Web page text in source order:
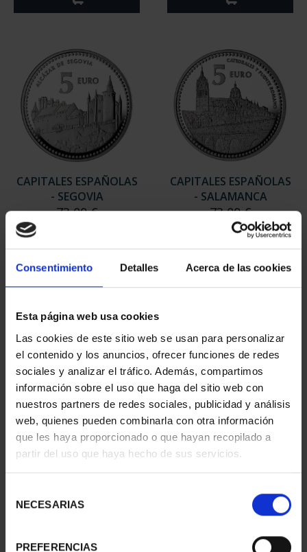
Consentimiento Detalles Acerca de las cookies
Esta página web usa cookies
Las cookies de este sitio web se usan para personalizar
el contenido y los anuncios, ofrecer funciones de redes
sociales y analizar el tráfico. Además, compartimos
información sobre el uso que haga del sitio web con
nuestros partners de redes sociales, publicidad y análisis
web, quienes pueden combinarla con otra información
que les haya proporcionado o que hayan recopilado a
partir del uso que haya hecho de sus servicios.
NECESARIAS
PREFERENCIAS
CAPITALES ESPAÑOLAS
- SEGOVIA
73,00 €
CAPITALES ESPAÑOLAS
- SALAMANCA
73,00 €
CAPITALES ESPAÑOLAS
- SORIA
73,00 €
CAPITALES ESPAÑOLAS
- VALLADOLID
73,00 €